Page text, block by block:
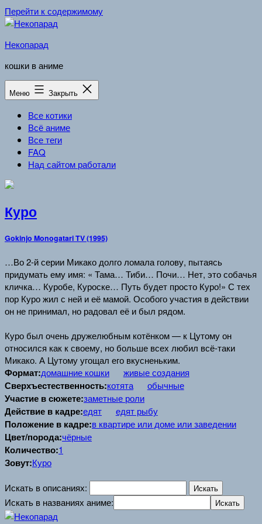
Перейти к содержимому
Некопарад
кошки в аниме
Меню Закрыть
Все котики
Всё аниме
Все теги
FAQ
Над сайтом работали
Куро
Gokinjo Monogatari TV (1995)
…Во 2-й серии Микако долго ломала голову, пытаясь
придумать ему имя: « Тама… Тиби… Почи… Нет, это собачья
кличка… Куробе, Куроске… Путь будет просто Куро!» С тех
пор Куро жил с ней и её мамой. Особого участия в действии
он не принимал, но радовал её и был рядом.
Куро был очень дружелюбным котёнком — к Цутому он
относился как к своему, но больше всех любил всё-таки
Микако. А Цутому угощал его вкусненьким.
Формат:домашние кошки живые создания
Сверхъестественность:котята обычные
Участие в сюжете:заметные роли
Действие в кадре:едят едят рыбу
Положение в кадре:в квартире или доме или заведении
Цвет/порода:чёрные
Количество:1
Зовут:Куро
Искать в описаниях:
Искать в названиях аниме: